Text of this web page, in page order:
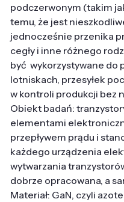
podczerwonym (takim
temu, że jest
jednocześnie przenika
cegły i inne różnego
być wykorzystywane do
lotniskach, przesyłek
w kontroli produkcji bez
Obiekt badań:
elementami
przepływem prądu i
każdego urządzenia
wytwarzania
dobrze opracowana, a
Materiał: GaN, czyli